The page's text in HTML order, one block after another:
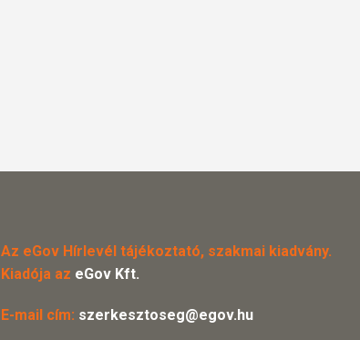
Az eGov Hírlevél tájékoztató, szakmai kiadvány.
Kiadója az eGov Kft.
E-mail cím: szerkesztoseg@egov.hu